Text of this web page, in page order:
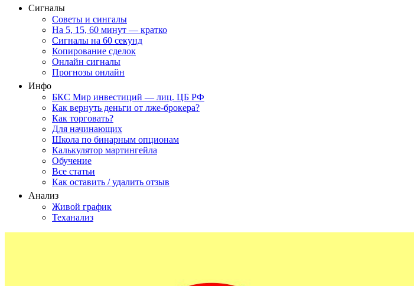
Сигналы
Советы и сингалы
На 5, 15, 60 минут — кратко
Сигналы на 60 секунд
Копирование сделок
Онлайн сигналы
Прогнозы онлайн
Инфо
БКС Мир инвестиций — лиц. ЦБ РФ
Как вернуть деньги от лже-брокера?
Как торговать?
Для начинающих
Школа по бинарным опционам
Калькулятор мартингейла
Обучение
Все статьи
Как оставить / удалить отзыв
Анализ
Живой график
Теханализ